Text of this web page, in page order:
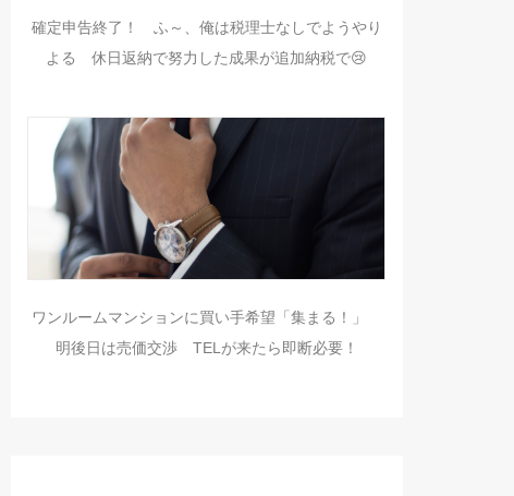
確定申告終了！ ふ～、俺は税理士なしでようやり
よる 休日返納で努力した成果が追加納税で😢
ワンルームマンションに買い手希望「集まる！」
明後日は売価交渉 TELが来たら即断必要！